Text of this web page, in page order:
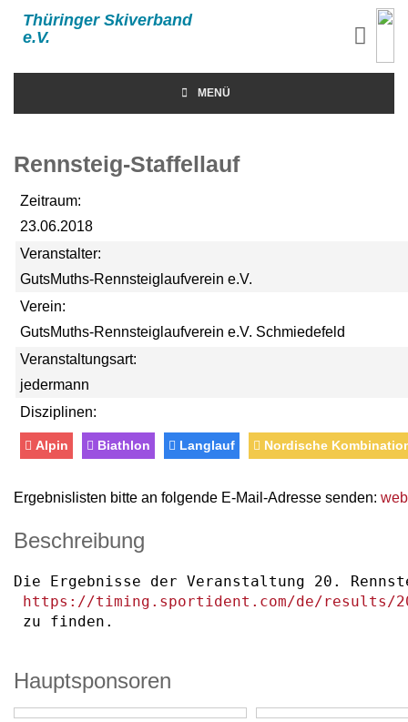
Thüringer Skiverband
e.V.
MENÜ
Rennsteig-Staffellauf
Zeitraum:
23.06.2018
Veranstalter:
GutsMuths-Rennsteiglaufverein e.V.
Verein:
GutsMuths-Rennsteiglaufverein e.V. Schmiedefeld
Veranstaltungsart:
jedermann
Disziplinen:
Alpin Biathlon Langlauf Nordische
Ergebnislisten bitte an folgende E-Mail-Adresse senden:
Beschreibung
Die Ergebnisse der Veranstaltung 20.
https://timing.sportident.com/de/results/
zu finden.
Hauptsponsoren